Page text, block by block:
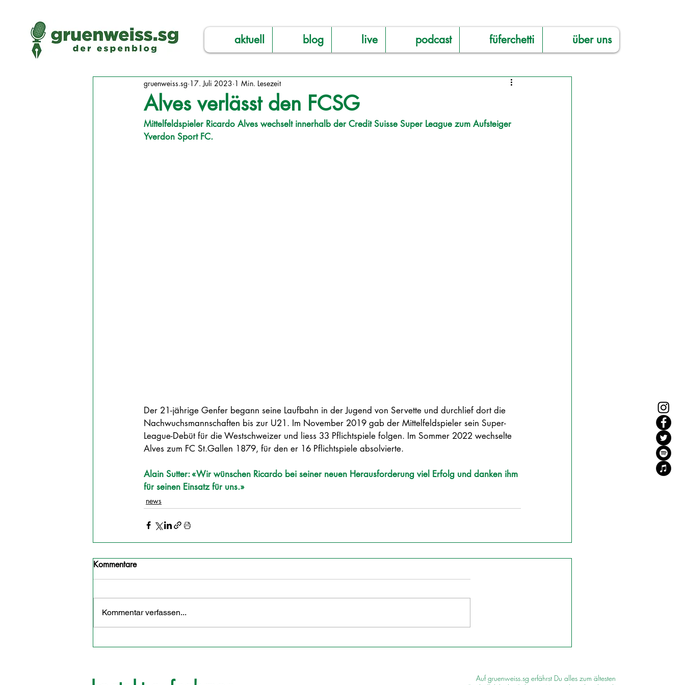
aktuell blog live podcast füferchetti über uns
Alves verlässt den FCSG
gruenweiss.sg 17. Juli 2023 1 Min. Lesezeit
Mittelfeldspieler Ricardo Alves wechselt innerhalb der Credit Suisse Super League zum Aufsteiger
Yverdon Sport FC.
Der 21-jährige Genfer begann seine Laufbahn in der Jugend von Servette und durchlief dort die
Nachwuchsmannschaften bis zur U21. Im November 2019 gab der Mittelfeldspieler sein Super-
League-Debüt für die Westschweizer und liess 33 Pflichtspiele folgen. Im Sommer 2022 wechselte
Alves zum FC St.Gallen 1879, für den er 16 Pflichtspiele absolvierte.
Alain Sutter: «Wir wünschen Ricardo bei seiner neuen Herausforderung viel Erfolg und danken ihm
für seinen Einsatz für uns.»
news
Kommentare
Kommentar verfassen...
Auf gruenweiss.sg erfährst Du alles zum ältesten